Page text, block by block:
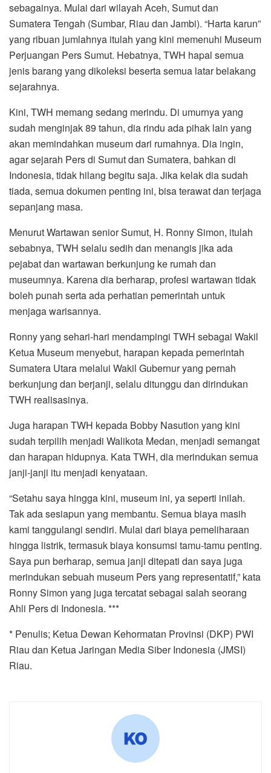
sebagainya. Mulai dari wilayah Aceh, Sumut dan
Sumatera Tengah (Sumbar, Riau dan Jambi). “Harta karun”
yang ribuan jumlahnya itulah yang kini memenuhi Museum
Perjuangan Pers Sumut. Hebatnya, TWH hapal semua
jenis barang yang dikoleksi beserta semua latar belakang
sejarahnya.
Kini, TWH memang sedang merindu. Di umurnya yang
sudah menginjak 89 tahun, dia rindu ada pihak lain yang
akan memindahkan museum dari rumahnya. Dia ingin,
agar sejarah Pers di Sumut dan Sumatera, bahkan di
Indonesia, tidak hilang begitu saja. Jika kelak dia sudah
tiada, semua dokumen penting ini, bisa terawat dan terjaga
sepanjang masa.
Menurut Wartawan senior Sumut, H. Ronny Simon, itulah
sebabnya, TWH selalu sedih dan menangis jika ada
pejabat dan wartawan berkunjung ke rumah dan
museumnya. Karena dia berharap, profesi wartawan tidak
boleh punah serta ada perhatian pemerintah untuk
menjaga warisannya.
Ronny yang sehari-hari mendampingi TWH sebagai Wakil
Ketua Museum menyebut, harapan kepada pemerintah
Sumatera Utara melalui Wakil Gubernur yang pernah
berkunjung dan berjanji, selalu ditunggu dan dirindukan
TWH realisasinya.
Juga harapan TWH kepada Bobby Nasution yang kini
sudah terpilih menjadi Walikota Medan, menjadi semangat
dan harapan hidupnya. Kata TWH, dia merindukan semua
janji-janji itu menjadi kenyataan.
“Setahu saya hingga kini, museum ini, ya seperti inilah.
Tak ada sesiapun yang membantu. Semua biaya masih
kami tanggulangi sendiri. Mulai dari biaya pemeliharaan
hingga listrik, termasuk biaya konsumsi tamu-tamu penting.
Saya pun berharap, semua janji ditepati dan saya juga
merindukan sebuah museum Pers yang representatif,” kata
Ronny Simon yang juga tercatat sebagai salah seorang
Ahli Pers di Indonesia. ***
* Penulis; Ketua Dewan Kehormatan Provinsi (DKP) PWI
Riau dan Ketua Jaringan Media Siber Indonesia (JMSI)
Riau.